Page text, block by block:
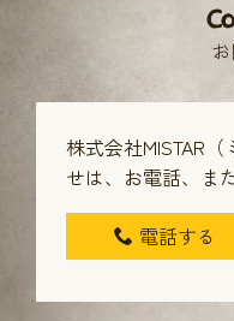
株式会社MISTAR
せは、 お電話、ま
電話する